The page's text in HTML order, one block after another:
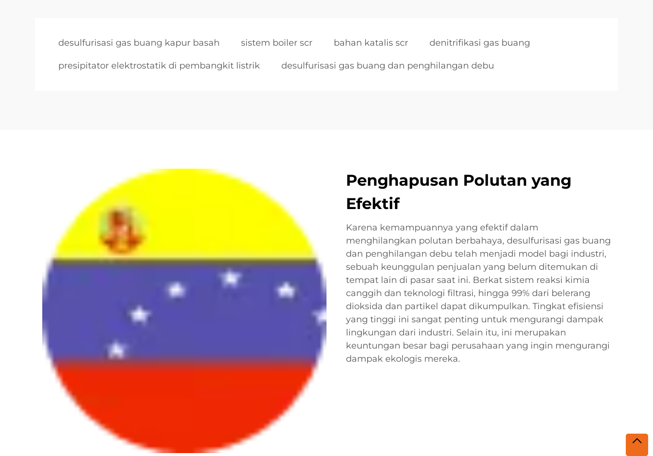
desulfurisasi gas buang kapur basah sistem boiler scr bahan katalis scr denitrifikasi gas buang
presipitator elektrostatik di pembangkit listrik desulfurisasi gas buang dan penghilangan debu
Penghapusan Polutan yang
Efektif
Karena kemampuannya yang efektif dalam
menghilangkan polutan berbahaya, desulfurisasi gas buang
dan penghilangan debu telah menjadi model bagi industri,
sebuah keunggulan penjualan yang belum ditemukan di
tempat lain di pasar saat ini. Berkat sistem reaksi kimia
canggih dan teknologi filtrasi, hingga 99% dari belerang
dioksida dan partikel dapat dikumpulkan. Tingkat efisiensi
yang tinggi ini sangat penting untuk mengurangi dampak
lingkungan dari industri. Selain itu, ini merupakan
keuntungan besar bagi perusahaan yang ingin mengurangi
dampak ekologis mereka.